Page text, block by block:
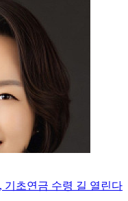
기초연금 수령 길 열린다